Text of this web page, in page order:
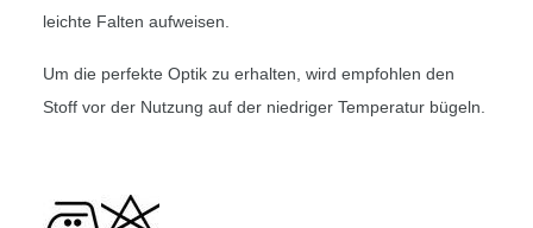
leichte Falten aufweisen.
Um die perfekte Optik zu erhalten, wird empfohlen den
Stoff vor der Nutzung auf der niedriger Temperatur bügeln.